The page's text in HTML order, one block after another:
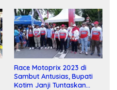
Race Motoprix 2023 di
Sambut Antusias, Bupati
Kotim Janji Tuntaskan